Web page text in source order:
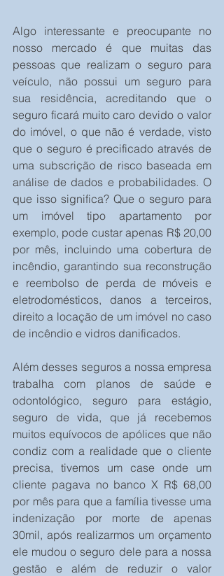
Algo interessante e preocupante no
nosso mercado é que muitas das
pessoas que realizam o seguro para
veículo, não possui um seguro para
sua residência, acreditando que o
seguro ficará muito caro devido o valor
do imóvel, o que não é verdade, visto
que o seguro é precificado através de
uma subscrição de risco baseada em
análise de dados e probabilidades. O
que isso significa? Que o seguro para
um imóvel tipo apartamento por
exemplo, pode custar apenas R$ 20,00
por mês, incluindo uma cobertura de
incêndio, garantindo sua reconstrução
e reembolso de perda de móveis e
eletrodomésticos, danos a terceiros,
direito a locação de um imóvel no caso
de incêndio e vidros danificados.
Além desses seguros a nossa empresa
trabalha com planos de saúde e
odontológico, seguro para estágio,
seguro de vida, que já recebemos
muitos equívocos de apólices que não
condiz com a realidade que o cliente
precisa, tivemos um case onde um
cliente pagava no banco X R$ 68,00
por mês para que a família tivesse uma
indenização por morte de apenas
30mil, após realizarmos um orçamento
ele mudou o seguro dele para a nossa
gestão e além de reduzir o valor